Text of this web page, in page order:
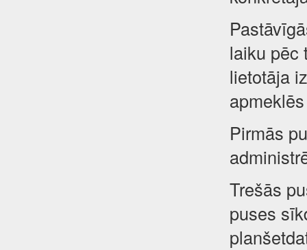
laiku pēc
lietotāja
Pirmās
Trešās
puses